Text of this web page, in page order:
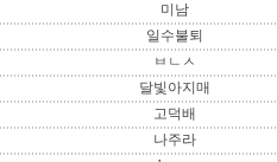
미남
일수불퇴
ㅂㄴㅅ
달빛아지매
고덕배
나주라